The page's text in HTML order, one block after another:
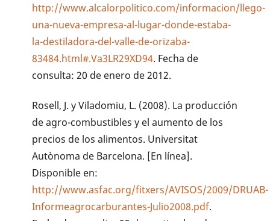
http://www.alcalorpolitico.com/informacion/llego-
una-nueva-empresa-al-lugar-donde-estaba-
la-destiladora-del-valle-de-orizaba-
83484.html#.Va3LR29XD94. Fecha de
consulta: 20 de enero de 2012.
Rosell, J. y Viladomiu, L. (2008). La producción
de agro-combustibles y el aumento de los
precios de los alimentos. Universitat
Autònoma de Barcelona. [En línea].
Disponible en:
http://www.asfac.org/fitxers/AVISOS/2009/DRUAB-
Informeagrocarburantes-Julio2008.pdf.